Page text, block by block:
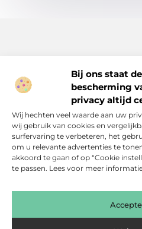
Bij ons staat de
bescherming
privacy altijd
Wij hechten veel waarde aan uw
wij gebruik van cookies en
surfervaring te verbeteren, het
om u relevante advertenties te
akkoord te gaan of op “Cookie
te passen. Lees voor meer
Inspiratie, tips en
Ontdek een breed scala aan
leven verrijken, van praktische
Bericht categorie
Onze informatie